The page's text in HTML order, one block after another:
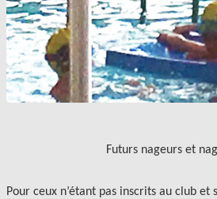
Futurs nageurs et
Pour ceux n’étant pas inscrits au club